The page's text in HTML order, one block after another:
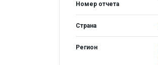
Номер отчета
Страна
Регион